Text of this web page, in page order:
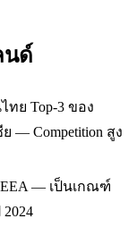
ด์
ทย Top-3 ของ
— Competition สูง
/ EEA — เป็นเกณฑ์